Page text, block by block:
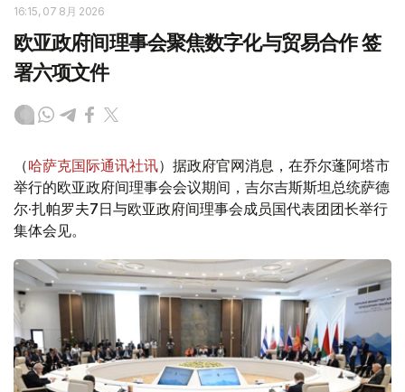
16:15, 07 8月 2026
欧亚政府间理事会聚焦数字化与贸易合作 签
署六项文件
（哈萨克国际通讯社讯）据政府官网消息，在乔尔蓬阿塔市
举行的欧亚政府间理事会会议期间，吉尔吉斯斯坦总统萨德
尔·扎帕罗夫7日与欧亚政府间理事会成员国代表团团长举行
集体会见。